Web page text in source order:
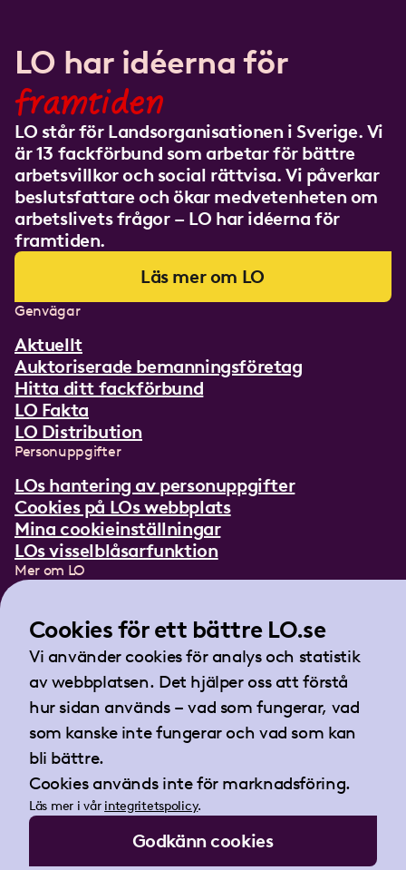
LO har idéerna för
framtiden
LO står för Landsorganisationen i Sverige. Vi
är 13 fackförbund som arbetar för bättre
arbetsvillkor och social rättvisa. Vi påverkar
beslutsfattare och ökar medvetenheten om
arbetslivets frågor – LO har idéerna för
framtiden.
Läs mer om LO
Genvägar
Aktuellt
Auktoriserade bemanningsföretag
Hitta ditt fackförbund
LO Fakta
LO Distribution
Personuppgifter
LOs hantering av personuppgifter
Cookies på LOs webbplats
Mina cookieinställningar
LOs visselblåsarfunktion
Mer om LO
Lättläst om LO
Teckenspråksfilm
Tidningen Arbetet
Landsorganisationen i Sverige
Barnhusgatan 18
105 53 Stockholm
Tel:08-796 25 00
Fax:08-796 25 17
E-post:info@lo.se
Org.nr 802001-9769
Cookies för ett bättre LO.se
Vi använder cookies för analys och statistik
av webbplatsen. Det hjälper oss att förstå
hur sidan används – vad som fungerar, vad
som kanske inte fungerar och vad som kan
bli bättre.
Cookies används inte för marknadsföring.
Läs mer i vår integritetspolicy.
Godkänn cookies